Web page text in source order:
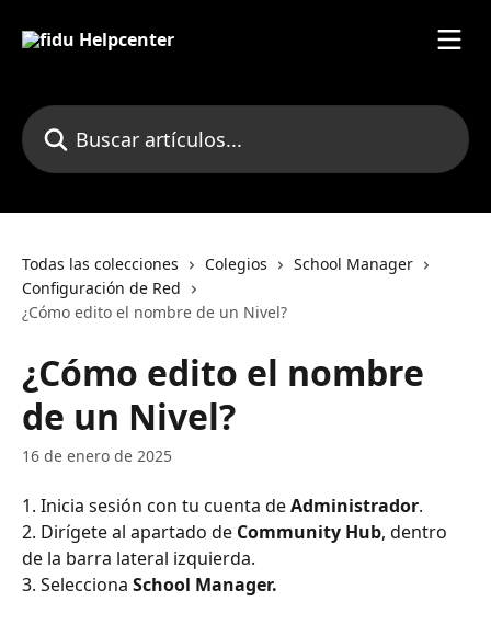
Buscar artículos...
Todas las colecciones Colegios
School Manager
Configuración de Red
¿Cómo edito el nombre de un Nivel?
¿Cómo edito el nombre
de un Nivel?
16 de enero de 2025
1. Inicia sesión con tu cuenta de Administrador.
2. Dirígete al apartado de Community Hub, dentro
de la barra lateral izquierda.
3. Selecciona School Manager.